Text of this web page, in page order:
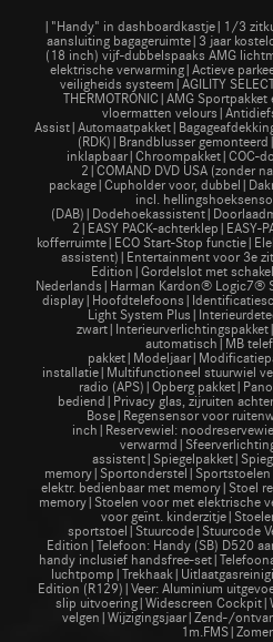
|"Handy" in dashboardkastje|1/3
aansluiting bagageruimte|3 jaar
(18 inch) vijf-dubbelspaaks AMG
elektrische verwarming|Actieve
veiligheids systeem|AGILITY
THERMOTRONIC|AMG
vloermatten
(RDK)|Brandblusser
inklapbaar|Chroompakket|COC-
2|COMAND DVD USA (zonder
package|Cupholder voor,
incl.
2|EASY PACK-achterklep|EASY-
kofferruimte|ECO Start-Stop
assistent)|Entertainment voor 3e
Edition|Gordelslot met
Nederlands|Harman Kardon® Logic7®
Light System
automatisch|MB
installatie|Multifunctioneel stuurwiel
radio (APS)|Opberg
bediend|Privacy glas, zijruiten
Bose|Regensensor voor
inch|Reservewiel:
elektr. bedienbaar met memory|Stoel
memory|Stoelen voor met elektrische
voor geïnt.
sportstoel|Stuurcode|Stuurcode
Edition|Telefoon: Handy (SB) D520
handy inclusief handsfree-
Edition (R129)|Veer: Aluminium
slip uitvoering|Widescreen
velgen|Wijzigingsjaar|Zend-/